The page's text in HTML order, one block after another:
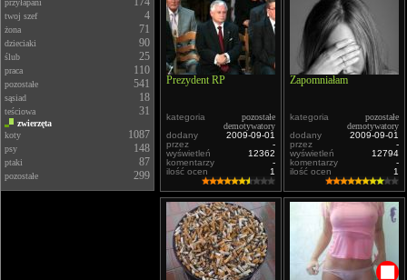
przyłapani
twoj szef 4
żona 71
dzieciaki 90
ślub 25
praca 110
pozostałe 541
sąsiad 18
teściowa 31
zwierzęta
koty
1087
psy 148
ptaki 87
pozostałe 299
Prezydent RP
kategoria
pozostałe
demotywatory
dodany
2009-09-01
przez
-
wyświetleń
12362
komentarzy
-
ilość ocen
1
Zapomniałam
kategoria
pozostałe
demotywatory
dodany
2009-09-01
przez
-
wyświetleń
12794
komentarzy
-
ilość ocen
1